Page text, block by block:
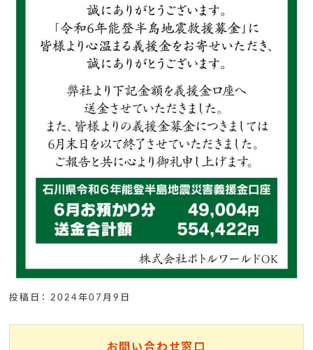
投稿日： 2024年07月9日
お問い合わせ窓口